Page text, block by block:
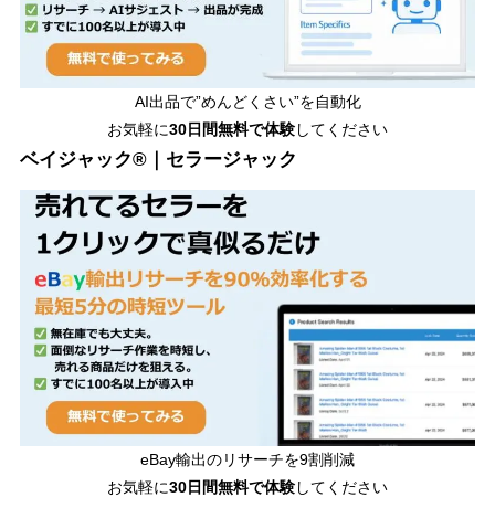
AI出品で”めんどくさい”を自動化
お気軽に30日間無料で体験してください
ベイジャック®｜セラージャック
eBay輸出のリサーチを9割削減
お気軽に30日間無料で体験してください